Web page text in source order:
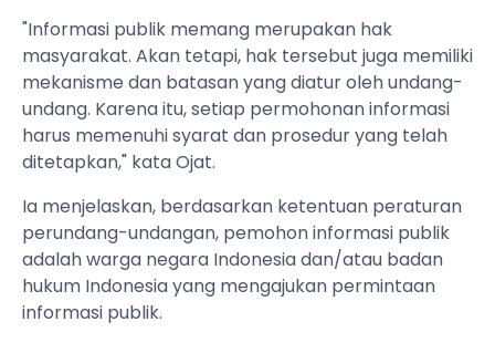
"Informasi publik memang merupakan hak
masyarakat. Akan tetapi, hak tersebut juga memiliki
mekanisme dan batasan yang diatur oleh undang-
undang. Karena itu, setiap permohonan informasi
harus memenuhi syarat dan prosedur yang telah
ditetapkan," kata Ojat.
Ia menjelaskan, berdasarkan ketentuan peraturan
perundang-undangan, pemohon informasi publik
adalah warga negara Indonesia dan/atau badan
hukum Indonesia yang mengajukan permintaan
informasi publik.